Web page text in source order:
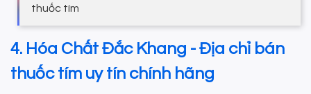
thuốc tím
4. Hóa Chất Đắc Khang - Địa chỉ bán
thuốc tím uy tín chính hãng